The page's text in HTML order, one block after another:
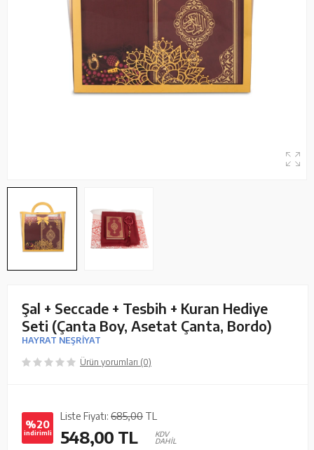
Şal + Seccade + Tesbih + Kuran Hediye
Seti (Çanta Boy, Asetat Çanta, Bordo)
HAYRAT NEŞRİYAT
Ürün yorumları (0)
%20
indirimli
Liste Fiyatı: 685,00 TL
548,00 TL
KDV
DAHİL